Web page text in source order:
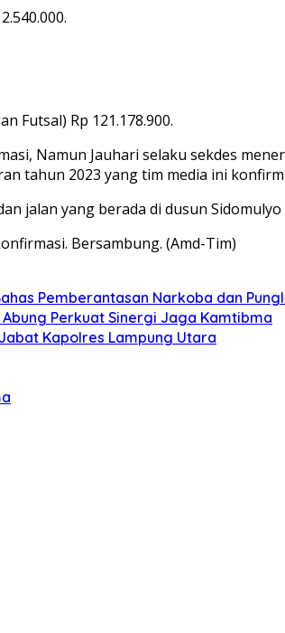
Futsal) Rp 121.178.900.
Namun Jauhari selaku sekdes
tahun 2023 yang tim media ini
jalan yang berada di dusun
Bersambung. (Amd-Tim)
Pemberantasan Narkoba dan
Perkuat Sinergi Jaga Kamtibma
Kapolres Lampung Utara